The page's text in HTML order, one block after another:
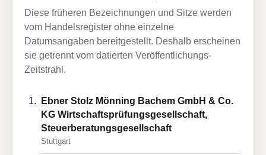
Diese früheren Bezeichnungen und Sitze werden
vom Handelsregister ohne einzelne
Datumsangaben bereitgestellt. Deshalb erscheinen
sie getrennt vom datierten Veröffentlichungs-
Zeitstrahl.
Ebner Stolz Mönning Bachem GmbH & Co.
KG Wirtschaftsprüfungsgesellschaft,
Steuerberatungsgesellschaft
Stuttgart